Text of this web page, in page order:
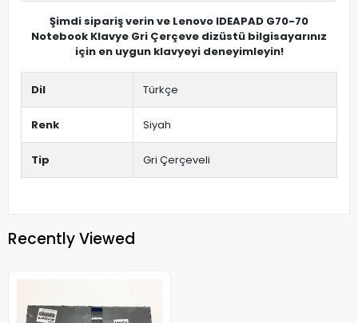
Şimdi sipariş verin ve Lenovo IDEAPAD G70-70
Notebook Klavye Gri Çerçeve dizüstü bilgisayarınız
için en uygun klavyeyi deneyimleyin!
Dil Türkçe
Renk Siyah
Tip Gri Çerçeveli
Recently Viewed